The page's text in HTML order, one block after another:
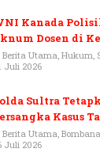
Kanada
Dosen di
Aset
Berita Utama, Hukum,
Juli 2026
Sultra
Kasus
Ilegal di
Berita Utama,
Juli 2026